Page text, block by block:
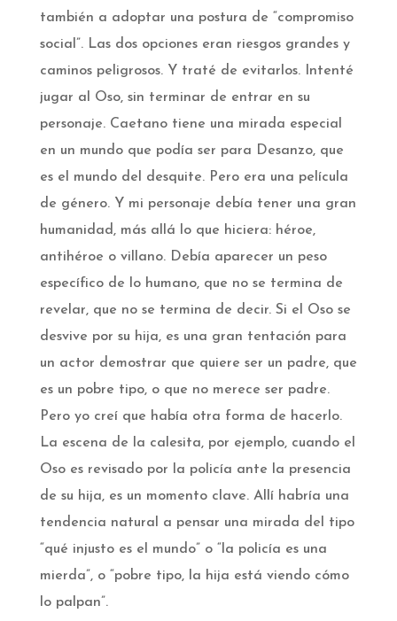
también a adoptar una postura de “compromiso
social”. Las dos opciones eran riesgos grandes y
caminos peligrosos. Y traté de evitarlos. Intenté
jugar al Oso, sin terminar de entrar en su
personaje. Caetano tiene una mirada especial
en un mundo que podía ser para Desanzo, que
es el mundo del desquite. Pero era una película
de género. Y mi personaje debía tener una gran
humanidad, más allá lo que hiciera: héroe,
antihéroe o villano. Debía aparecer un peso
específico de lo humano, que no se termina de
revelar, que no se termina de decir. Si el Oso se
desvive por su hija, es una gran tentación para
un actor demostrar que quiere ser un padre, que
es un pobre tipo, o que no merece ser padre.
Pero yo creí que había otra forma de hacerlo.
La escena de la calesita, por ejemplo, cuando el
Oso es revisado por la policía ante la presencia
de su hija, es un momento clave. Allí habría una
tendencia natural a pensar una mirada del tipo
“qué injusto es el mundo” o “la policía es una
mierda”, o “pobre tipo, la hija está viendo cómo
lo palpan”.